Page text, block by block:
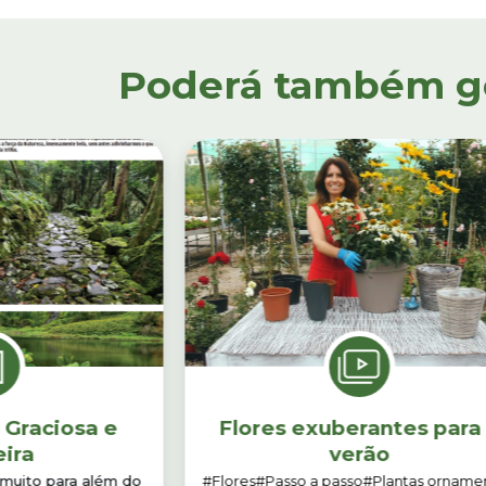
Poderá também
e
para além do
Flores exuberantes para
verão
#Flores#Passo a passo#Plantas